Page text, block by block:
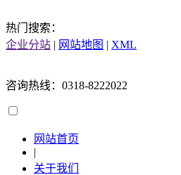
热门搜索：
企业分站 | 网站地图 | XML
咨询热线：0318-8222022
网站首页
|
关于我们